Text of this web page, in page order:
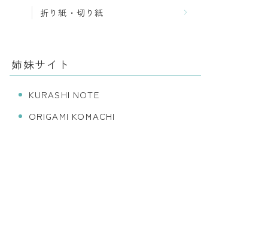
折り紙・切り紙
姉妹サイト
KURASHI NOTE
ORIGAMI KOMACHI